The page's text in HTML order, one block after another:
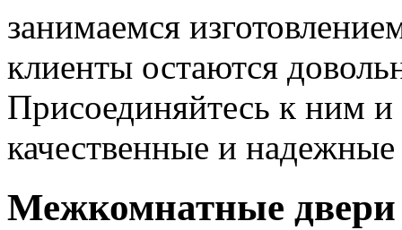
занимаемся
клиенты остаются
Присоединяйтесь к ним
качественные и
Межкомнатные двери